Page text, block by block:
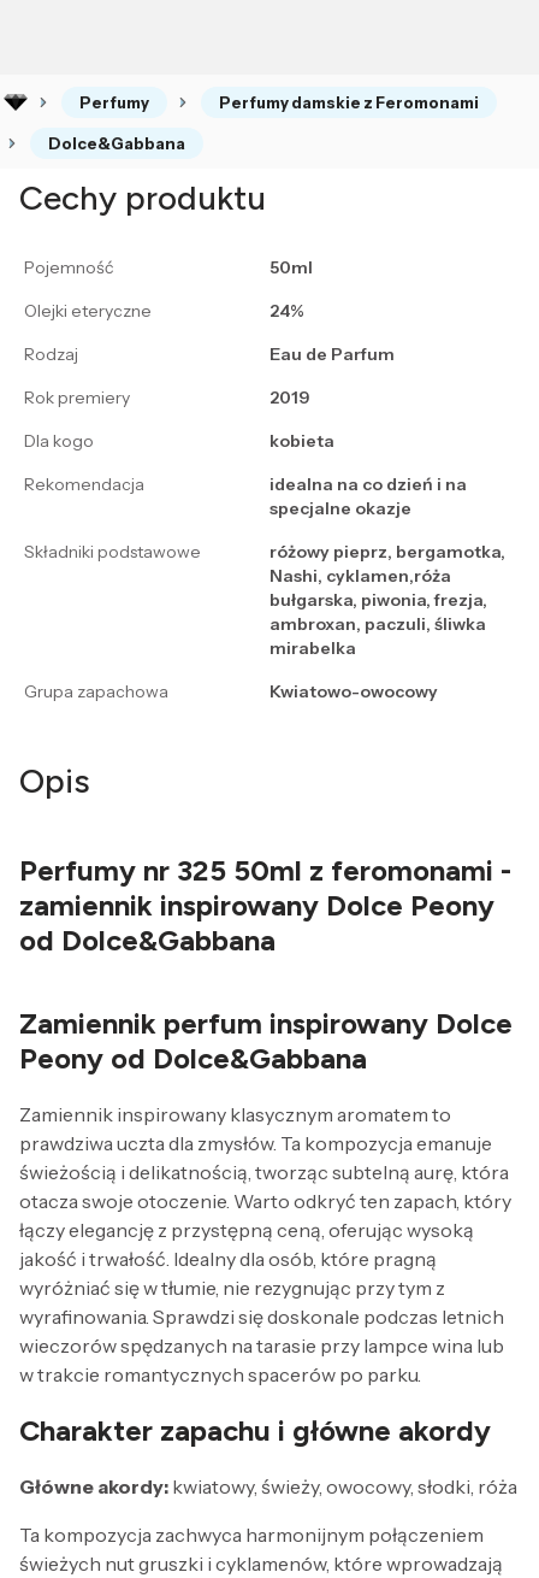
Perfumy Perfumy damskie z Feromonami
Dolce&Gabbana
Cechy produktu
Pojemność
50ml
Olejki eteryczne
24%
Rodzaj
Eau de Parfum
Rok premiery
2019
Dla kogo
kobieta
Rekomendacja
idealna na co dzień i na
specjalne okazje
Składniki podstawowe
różowy pieprz, bergamotka,
Nashi, cyklamen,róża
bułgarska, piwonia, frezja,
ambroxan, paczuli, śliwka
mirabelka
Grupa zapachowa
Kwiatowo-owocowy
Opis
Perfumy nr 325 50ml z feromonami -
zamiennik inspirowany Dolce Peony
od Dolce&Gabbana
Zamiennik perfum inspirowany Dolce
Peony od Dolce&Gabbana
Zamiennik inspirowany klasycznym aromatem to
prawdziwa uczta dla zmysłów. Ta kompozycja emanuje
świeżością i delikatnością, tworząc subtelną aurę, która
otacza swoje otoczenie. Warto odkryć ten zapach, który
łączy elegancję z przystępną ceną, oferując wysoką
jakość i trwałość. Idealny dla osób, które pragną
wyróżniać się w tłumie, nie rezygnując przy tym z
wyrafinowania. Sprawdzi się doskonale podczas letnich
wieczorów spędzanych na tarasie przy lampce wina lub
w trakcie romantycznych spacerów po parku.
Charakter zapachu i główne akordy
Główne akordy: kwiatowy, świeży, owocowy, słodki, róża
Ta kompozycja zachwyca harmonijnym połączeniem
świeżych nut gruszki i cyklamenów, które wprowadzają